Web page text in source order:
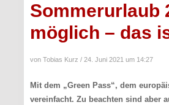
Sommerurlaub
möglich – das
von Tobias Kurz / 24. Juni 2021 um 14:27
Mit dem „Green Pass“, dem
vereinfacht. Zu beachten sind aber